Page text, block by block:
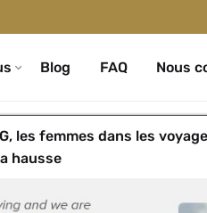
Blog FAQ Nous
les femmes dans les
hausse